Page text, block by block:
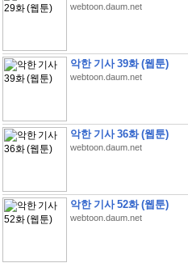
webtoon.daum.net
악한 기사 39화 (웹툰)
webtoon.daum.net
악한 기사 36화 (웹툰)
webtoon.daum.net
악한 기사 52화 (웹툰)
webtoon.daum.net